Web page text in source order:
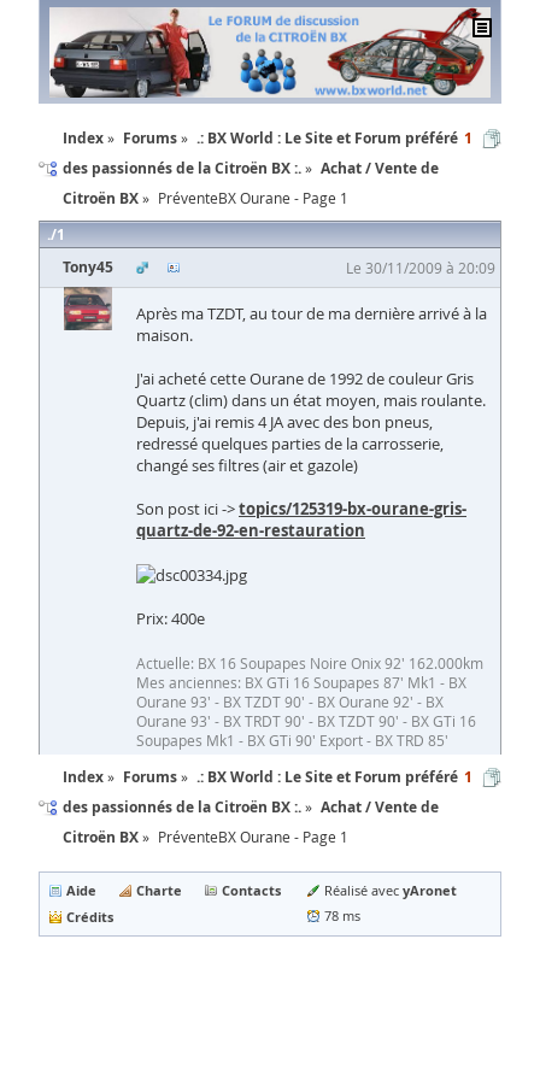
Index Forums
.: BX World : Le Site et Forum préféré
des passionnés de la Citroën BX :.
Achat / Vente de
Citroën BX
PréventeBX Ourane - Page 1
1
1
Tony45
Le 30/11/2009 à 20:09
Après ma TZDT, au tour de ma dernière arrivé à la
maison.
J'ai acheté cette Ourane de 1992 de couleur Gris
Quartz (clim) dans un état moyen, mais roulante.
Depuis, j'ai remis 4 JA avec des bon pneus,
redressé quelques parties de la carrosserie,
changé ses filtres (air et gazole)
Son post ici ->topics/125319-bx-ourane-gris-
quartz-de-92-en-restauration
Prix: 400e
Actuelle: BX 16 Soupapes Noire Onix 92' 162.000km
Mes anciennes: BX GTi 16 Soupapes 87' Mk1 - BX
Ourane 93' - BX TZDT 90' - BX Ourane 92' - BX
Ourane 93' - BX TRDT 90' - BX TZDT 90' - BX GTi 16
Soupapes Mk1 - BX GTi 90' Export - BX TRD 85'
Index Forums
.: BX World : Le Site et Forum préféré
des passionnés de la Citroën BX :.
Achat / Vente de
Citroën BX
PréventeBX Ourane - Page 1
1
Aide Charte
Contacts
Crédits
Réalisé avecyAronet
78 ms